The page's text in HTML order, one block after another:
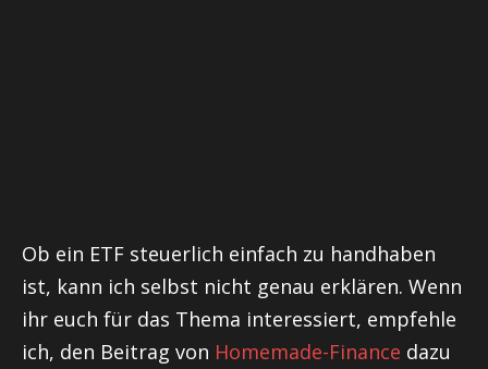
Ob ein ETF steuerlich einfach zu handhaben
ist, kann ich selbst nicht genau erklären. Wenn
ihr euch für das Thema interessiert, empfehle
ich, den Beitrag von Homemade-Finance dazu